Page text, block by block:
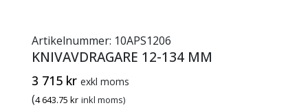
Artikelnummer: 10APS1206
KNIVAVDRAGARE 12-134 MM
3 715 kr exkl moms
(4 643.75 kr inkl moms)